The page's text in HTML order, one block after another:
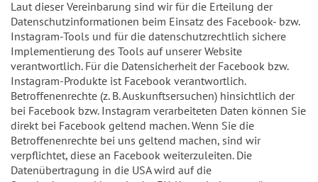
Laut dieser Vereinbarung sind wir für die Erteilung der
Datenschutzinformationen beim Einsatz des Facebook- bzw.
Instagram-Tools und für die datenschutzrechtlich sichere
Implementierung des Tools auf unserer Website
verantwortlich. Für die Datensicherheit der Facebook bzw.
Instagram-Produkte ist Facebook verantwortlich.
Betroffenenrechte (z. B. Auskunftsersuchen) hinsichtlich der
bei Facebook bzw. Instagram verarbeiteten Daten können Sie
direkt bei Facebook geltend machen. Wenn Sie die
Betroffenenrechte bei uns geltend machen, sind wir
verpflichtet, diese an Facebook weiterzuleiten. Die
Datenübertragung in die USA wird auf die